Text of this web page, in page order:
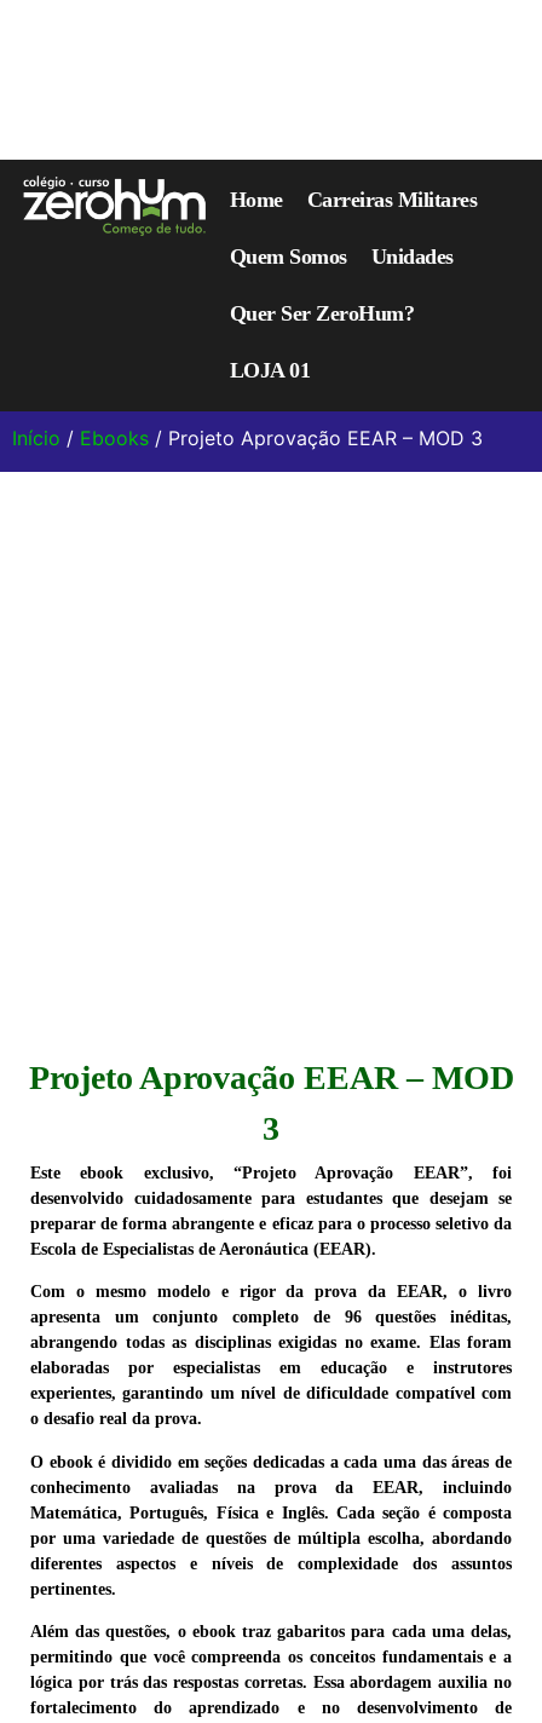
Home Carreiras Militares
Quem Somos Unidades
Quer Ser ZeroHum?
LOJA 01
Início / Ebooks / Projeto Aprovação EEAR – MOD 3
Projeto Aprovação EEAR – MOD
3
Este ebook exclusivo, “Projeto Aprovação EEAR”, foi
desenvolvido cuidadosamente para estudantes que desejam se
preparar de forma abrangente e eficaz para o processo seletivo da
Escola de Especialistas de Aeronáutica (EEAR).
Com o mesmo modelo e rigor da prova da EEAR, o livro
apresenta um conjunto completo de 96 questões inéditas,
abrangendo todas as disciplinas exigidas no exame. Elas foram
elaboradas por especialistas em educação e instrutores
experientes, garantindo um nível de dificuldade compatível com
o desafio real da prova.
O ebook é dividido em seções dedicadas a cada uma das áreas de
conhecimento avaliadas na prova da EEAR, incluindo
Matemática, Português, Física e Inglês. Cada seção é composta
por uma variedade de questões de múltipla escolha, abordando
diferentes aspectos e níveis de complexidade dos assuntos
pertinentes.
Além das questões, o ebook traz gabaritos para cada uma delas,
permitindo que você compreenda os conceitos fundamentais e a
lógica por trás das respostas corretas. Essa abordagem auxilia no
fortalecimento do aprendizado e no desenvolvimento de